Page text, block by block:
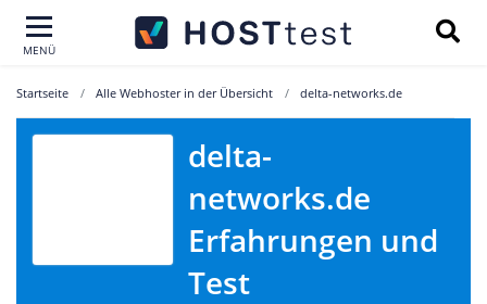
MENÜ
Startseite Alle Webhoster in der Übersicht delta-networks.de
delta-
networks.de
Erfahrungen und
Test